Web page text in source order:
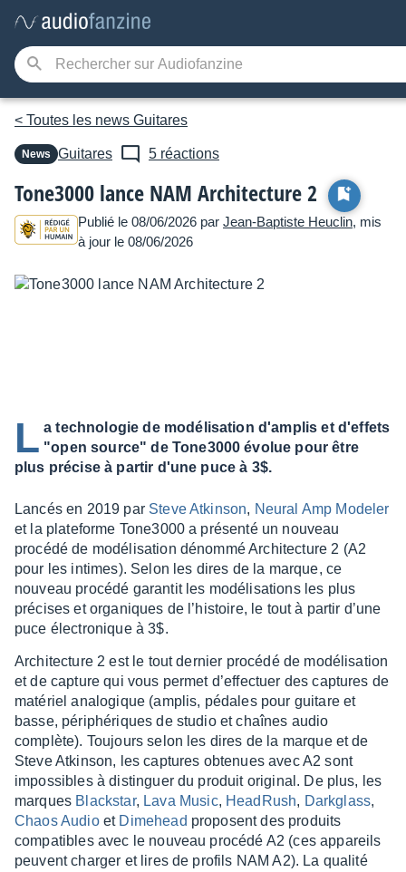
< Toutes les news Guitares
News Guitares 5 réactions
Tone3000 lance NAM Architecture 2
Publié le 08/06/2026 par Jean-Baptiste Heuclin, mis
à jour le 08/06/2026
L a technologie de modélisation d'amplis et d'effets
"open source" de Tone3000 évolue pour être
plus précise à partir d'une puce à 3$.
Lancés en 2019 par Steve Atkin­son, Neural Amp Mode­ler
et la plate­forme Tone3000 a présenté un nouveau
procédé de modé­li­sa­tion dénommé Archi­tec­ture 2 (A2
pour les intimes). Selon les dires de la marque, ce
nouveau procédé garan­tit les modé­li­sa­tions les plus
précises et orga­niques de l’his­toire, le tout à partir d’une
puce élec­tro­nique à 3$.
Archi­tec­ture 2 est le tout dernier procédé de modé­li­sa­tion
et de capture qui vous permet d’ef­fec­tuer des captures de
maté­riel analo­gique (amplis, pédales pour guitare et
basse, péri­phé­riques de studio et chaînes audio
complète). Toujours selon les dires de la marque et de
Steve Atkin­son, les captures obte­nues avec A2 sont
impos­sibles à distin­guer du produit origi­nal. De plus, les
marques Blacks­tar, Lava Music, HeadRush, Dark­glass,
Chaos Audioet Dime­head proposent des produits
compa­tibles avec le nouveau procédé A2 (ces appa­reils
peuvent char­ger et lires de profils NAM A2). La qualité